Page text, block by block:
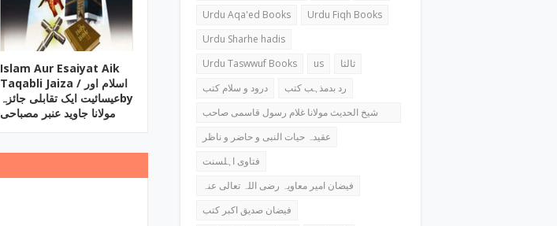
Islam Aur Esaiyat Aik
Taqabli Jaiza / اسلام اور
عیسائیت ایک تقابلی جائزہby
مولانا جاوید عنبر مصباحی
Urdu Aqa'ed Books
Urdu Fiqh Books
Urdu Sharhe hadis
Urdu Taswwuf Books
us
ثالثا
درود و سلام کتب
رد بدمذہب کتب
شیخ الحدیث مولانا غلام رسول قاسمی صاحب
کتب
عقیدہ حیات النبی و حاضر و ناظر
فتاوی اہلسنت
فیضان امیر معاویہ رضی اللہ تعالی عنہ
فیضان صدیق اکبر کتب